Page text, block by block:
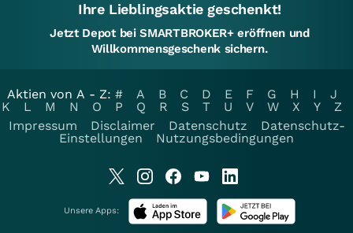
Ihre Lieblingsaktie geschenkt!
Jetzt Depot bei SMARTBROKER+ eröffnen und
Willkommensgeschenk sichern.
Aktien von A - Z: # A B C D E F G H I
J
K
L M N O P Q R S T U V W X Y
Z
Impressum
Disclaimer Datenschutz
Datenschutz-
Einstellungen
Nutzungsbedingungen
Unsere Apps: